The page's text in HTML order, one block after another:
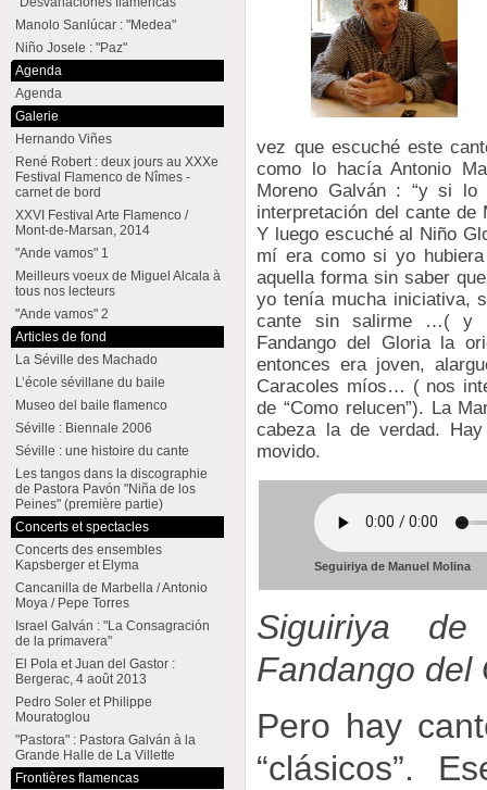
vez que escuché este
como lo hacía Antonio
Moreno Galván : “y si
interpretación del cante de
Y luego escuché al Niño
mí era como si yo
aquella forma sin saber
yo tenía mucha iniciativa,
cante sin salirme …( y
Fandango del Gloria la
entonces era joven,
Caracoles míos… ( nos
de “Como relucen”). La
cabeza la de verdad.
movido.
Seguiriya de Manuel Molina
Siguiriya
Fandango del
Pero hay
“clásicos”.
Manolo Sanlúcar : "Medea"
Niño Josele : "Paz"
Agenda
Agenda
Galerie
Hernando Viñes
René Robert : deux jours au XXXe
Festival Flamenco de Nîmes -
carnet de bord
XXVI Festival Arte Flamenco /
Mont-de-Marsan, 2014
"Ande vamos" 1
Meilleurs voeux de Miguel Alcala à
tous nos lecteurs
"Ande vamos" 2
Articles de fond
La Séville des Machado
L’école sévillane du baile
Museo del baile flamenco
Séville : Biennale 2006
Séville : une histoire du cante
Les tangos dans la discographie
de Pastora Pavón "Niña de los
Peines" (première partie)
Concerts et spectacles
Concerts des ensembles
Kapsberger et Elyma
Cancanilla de Marbella / Antonio
Moya / Pepe Torres
Israel Galván : "La Consagración
de la primavera"
El Pola et Juan del Gastor :
Bergerac, 4 août 2013
Pedro Soler et Philippe
Mouratoglou
"Pastora" : Pastora Galván à la
Grande Halle de La Villette
Frontières flamencas